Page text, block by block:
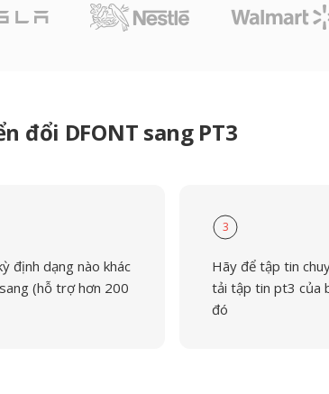
đổi DFONT sang PT3
định dạng nào khác
(hỗ trợ hơn 200
3
Hãy để tập tin
tải tập tin pt3 của
đó